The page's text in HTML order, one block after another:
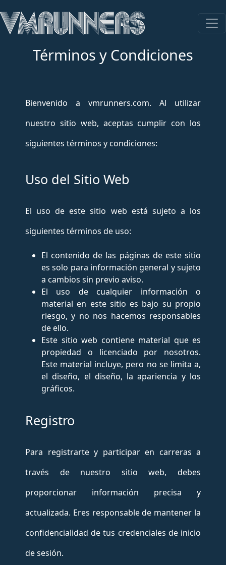
Términos y Condiciones
Bienvenido a vmrunners.com. Al utilizar
nuestro sitio web, aceptas cumplir con los
siguientes términos y condiciones:
Uso del Sitio Web
El uso de este sitio web está sujeto a los
siguientes términos de uso:
El contenido de las páginas de este sitio
es solo para información general y sujeto
a cambios sin previo aviso.
El uso de cualquier información o
material en este sitio es bajo su propio
riesgo, y no nos hacemos responsables
de ello.
Este sitio web contiene material que es
propiedad o licenciado por nosotros.
Este material incluye, pero no se limita a,
el diseño, el diseño, la apariencia y los
gráficos.
Registro
Para registrarte y participar en carreras a
través de nuestro sitio web, debes
proporcionar información precisa y
actualizada. Eres responsable de mantener la
confidencialidad de tus credenciales de inicio
de sesión.